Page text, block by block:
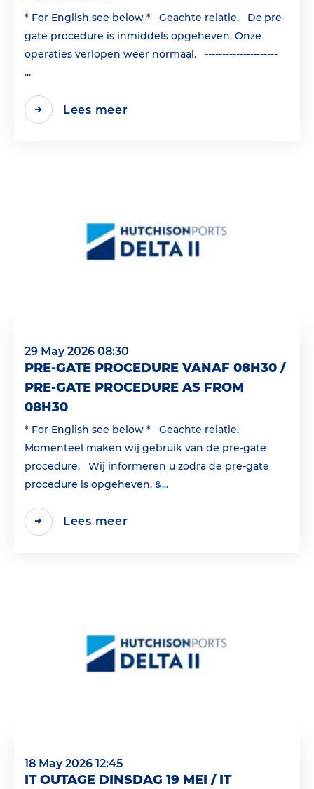
* For English see below * Geachte relatie, De pre-
gate procedure is inmiddels opgeheven. Onze
operaties verlopen weer normaal. ---------------------
...
Lees meer
29 May 2026 08:30
PRE-GATE PROCEDURE VANAF 08H30 /
PRE-GATE PROCEDURE AS FROM
08H30
* For English see below * Geachte relatie,
Momenteel maken wij gebruik van de pre-gate
procedure. Wij informeren u zodra de pre-gate
procedure is opgeheven. &...
Lees meer
18 May 2026 12:45
IT OUTAGE DINSDAG 19 MEI / IT